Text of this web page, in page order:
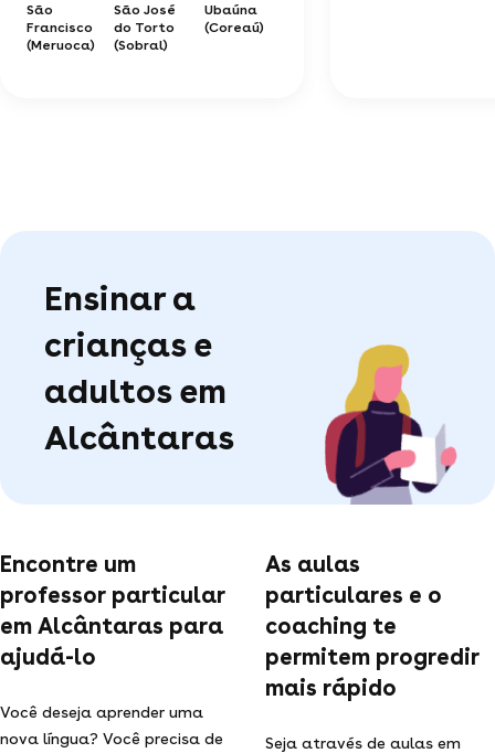
São
Francisco
(Meruoca)
São José
do Torto
(Sobral)
Ubaúna
(Coreaú)
Ensinar a
crianças e
adultos em
Alcântaras
Encontre um
professor particular
em Alcântaras para
ajudá-lo
Você deseja aprender uma
nova língua? Você precisa de
As aulas
particulares e o
coaching te
permitem progredir
mais rápido
Seja através de aulas em